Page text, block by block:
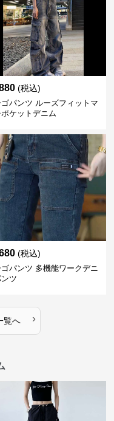
(税込)
ゴパンツ ルーズフィットマ
ケットデニム
(税込)
ゴパンツ 多機能ワークデニ
ツ
覧へ ›